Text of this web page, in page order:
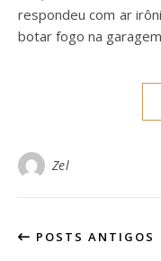
respondeu com ar
botar fogo na
Zel
POSTS ANTIGOS